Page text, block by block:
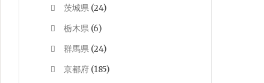
茨城県 (24)
栃木県 (6)
群馬県 (24)
京都府 (185)